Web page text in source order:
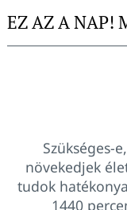
toEZ AZ A NAP!
Szükséges-
növekedjek
tudok
1440